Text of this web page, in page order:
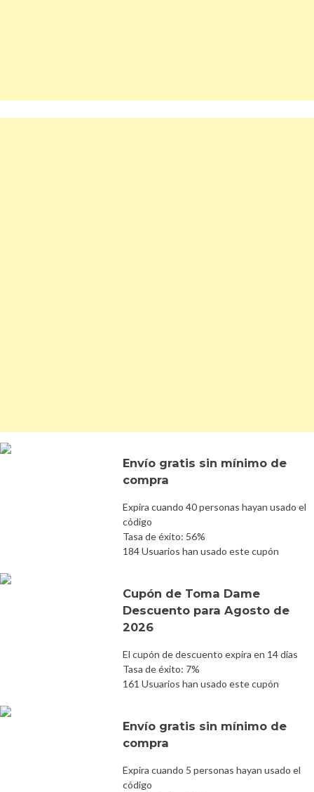
Envío gratis sin mínimo de
compra
Expira cuando 40 personas hayan usado el
código
Tasa de éxito: 56%
184 Usuarios han usado este cupón
Cupón de Toma Dame
Descuento para Agosto de
2026
El cupón de descuento expira en 14 días
Tasa de éxito: 7%
161 Usuarios han usado este cupón
Envío gratis sin mínimo de
compra
Expira cuando 5 personas hayan usado el
código